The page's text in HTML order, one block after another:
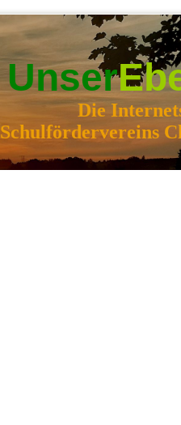
Unser
Die
Schulfördervereins